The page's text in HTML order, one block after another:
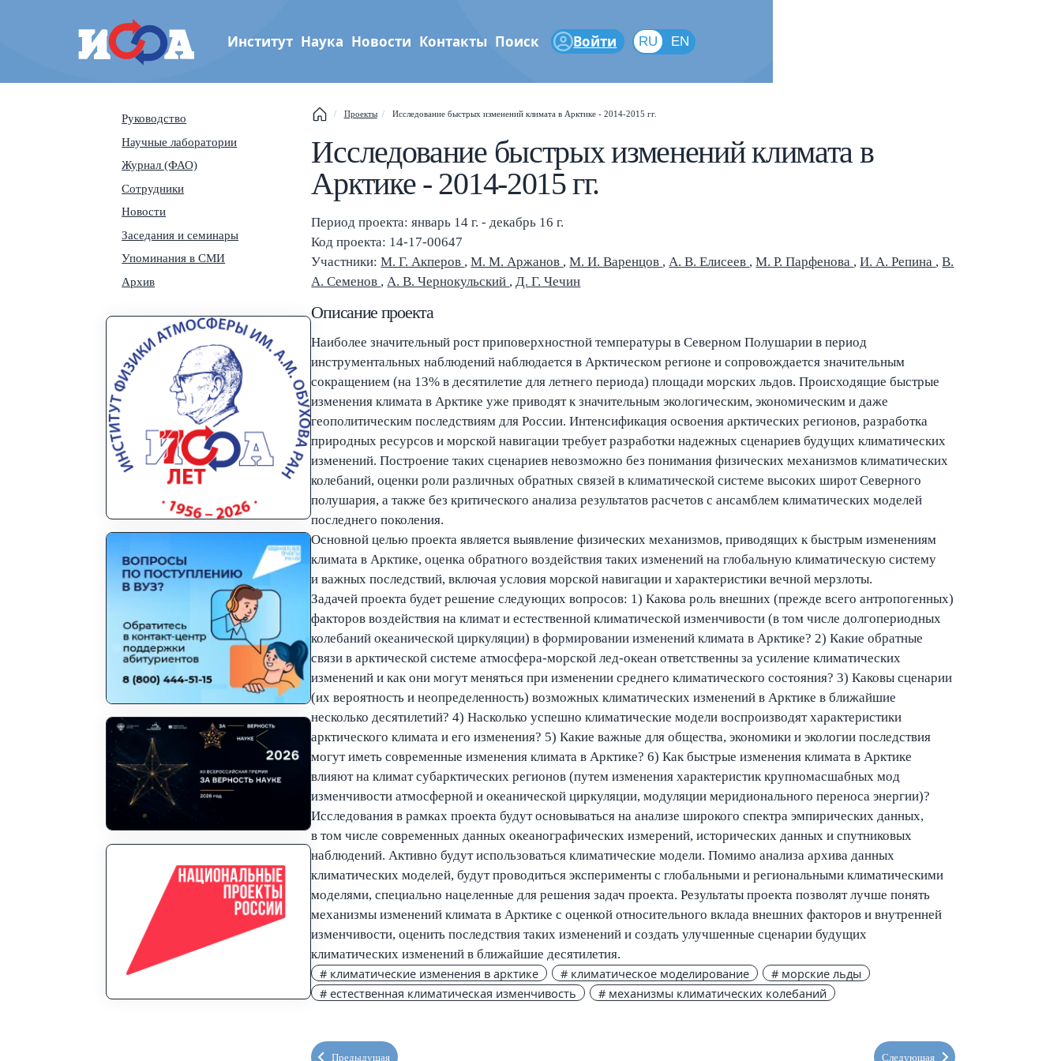
Институт физики атмосферы
Институт Наука Новости Контакты Поиск Войти RU EN
RU
Руководство
Научные лаборатории
Журнал (ФАО)
Сотрудники
Новости
Заседания и семинары
Упоминания в СМИ
Архив
Проекты Исследование быстрых изменений климата в Арктике - 2014-2015 гг.
Исследование быстрых изменений климата в
Арктике - 2014-2015 гг.
Период проекта: январь 14 г. - декабрь 16 г.
Код проекта: 14-17-00647
Участники:М. Г. Акперов ,М. М. Аржанов ,М. И. Варенцов , А. В. Елисеев ,М. Р. Парфенова ,И. А. Репина ,В.
А. Семенов , А. В. Чернокульский , Д. Г. Чечин
Описание проекта
Наиболее значительный рост приповерхностной температуры в Северном Полушарии в период
инструментальных наблюдений наблюдается в Арктическом регионе и сопровождается значительным
сокращением (на 13% в десятилетие для летнего периода) площади морских льдов. Происходящие быстрые
изменения климата в Арктике уже приводят к значительным экологическим, экономическим и даже
геополитическим последствиям для России. Интенсификация освоения арктических регионов, разработка
природных ресурсов и морской навигации требует разработки надежных сценариев будущих климатических
изменений. Построение таких сценариев невозможно без понимания физических механизмов климатических
колебаний, оценки роли различных обратных связей в климатической системе высоких широт Северного
полушария, а также без критического анализа результатов расчетов с ансамблем климатических моделей
последнего поколения.
Основной целью проекта является выявление физических механизмов, приводящих к быстрым изменениям
климата в Арктике, оценка обратного воздействия таких изменений на глобальную климатическую систему
и важных последствий, включая условия морской навигации и характеристики вечной мерзлоты.
Задачей проекта будет решение следующих вопросов: 1) Какова роль внешних (прежде всего антропогенных)
факторов воздействия на климат и естественной климатической изменчивости (в том числе долгопериодных
колебаний океанической циркуляции) в формировании изменений климата в Арктике? 2) Какие обратные
связи в арктической системе атмосфера-морской лед-океан ответственны за усиление климатических
изменений и как они могут меняться при изменении среднего климатического состояния? 3) Каковы сценарии
(их вероятность и неопределенность) возможных климатических изменений в Арктике в ближайшие
несколько десятилетий? 4) Насколько успешно климатические модели воспроизводят характеристики
арктического климата и его изменения? 5) Какие важные для общества, экономики и экологии последствия
могут иметь современные изменения климата в Арктике? 6) Как быстрые изменения климата в Арктике
влияют на климат субарктических регионов (путем изменения характеристик крупномасшабных мод
изменчивости атмосферной и океанической циркуляции, модуляции меридионального переноса энергии)?
Исследования в рамках проекта будут основываться на анализе широкого спектра эмпирических данных,
в том числе современных данных океанографических измерений, исторических данных и спутниковых
наблюдений. Активно будут использоваться климатические модели. Помимо анализа архива данных
климатических моделей, будут проводиться эксперименты с глобальными и региональными климатическими
моделями, специально нацеленные для решения задач проекта. Результаты проекта позволят лучше понять
механизмы изменений климата в Арктике с оценкой относительного вклада внешних факторов и внутренней
изменчивости, оценить последствия таких изменений и создать улучшенные сценарии будущих
климатических изменений в ближайшие десятилетия.
# климатические изменения в арктике # климатическое моделирование
# морские льды
# естественная климатическая изменчивость
# механизмы климатических колебаний
Предыдущая Следующая
This help popup Shift + ?
Search popup /
Navigate posts ← →